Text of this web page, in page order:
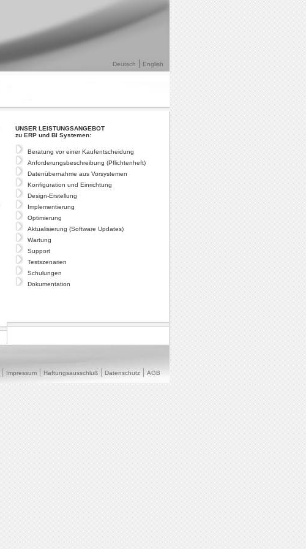
Deutsch English
UNSER LEISTUNGSANGEBOT
zu ERP und BI Systemen:
Beratung vor einer Kaufentscheidung
Anforderungsbeschreibung (Pflichtenheft)
Datenübernahme aus Vorsystemen
Konfiguration und Einrichtung
Design-Erstellung
Implementierung
Optimierung
Aktualisierung (Software Updates)
Wartung
Support
Testszenarien
Schulungen
Dokumentation
Impressum Haftungsausschluß Datenschutz AGB